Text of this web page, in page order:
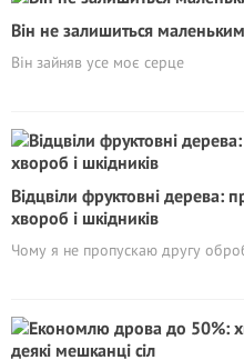
Він не залишиться маленьким
Він зайняв усе моє серце
Відцвіли фруктовні дерева:
хвороб і шкідників
Чому я не пропускаю другу